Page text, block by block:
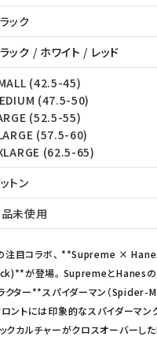
ック
ック / ホワイト / レッド
(42.5-45)
(47.5-50)
(52.5-55)
(57.5-60)
(62.5-65)
トン
未使用
注目コラボ、 **Supreme ×
が登場。 SupremeとHanesの
クター**スパイダーマン（Spider-
ロントには印象的なスパイダーマン
ックカルチャーがクロスオーバーし